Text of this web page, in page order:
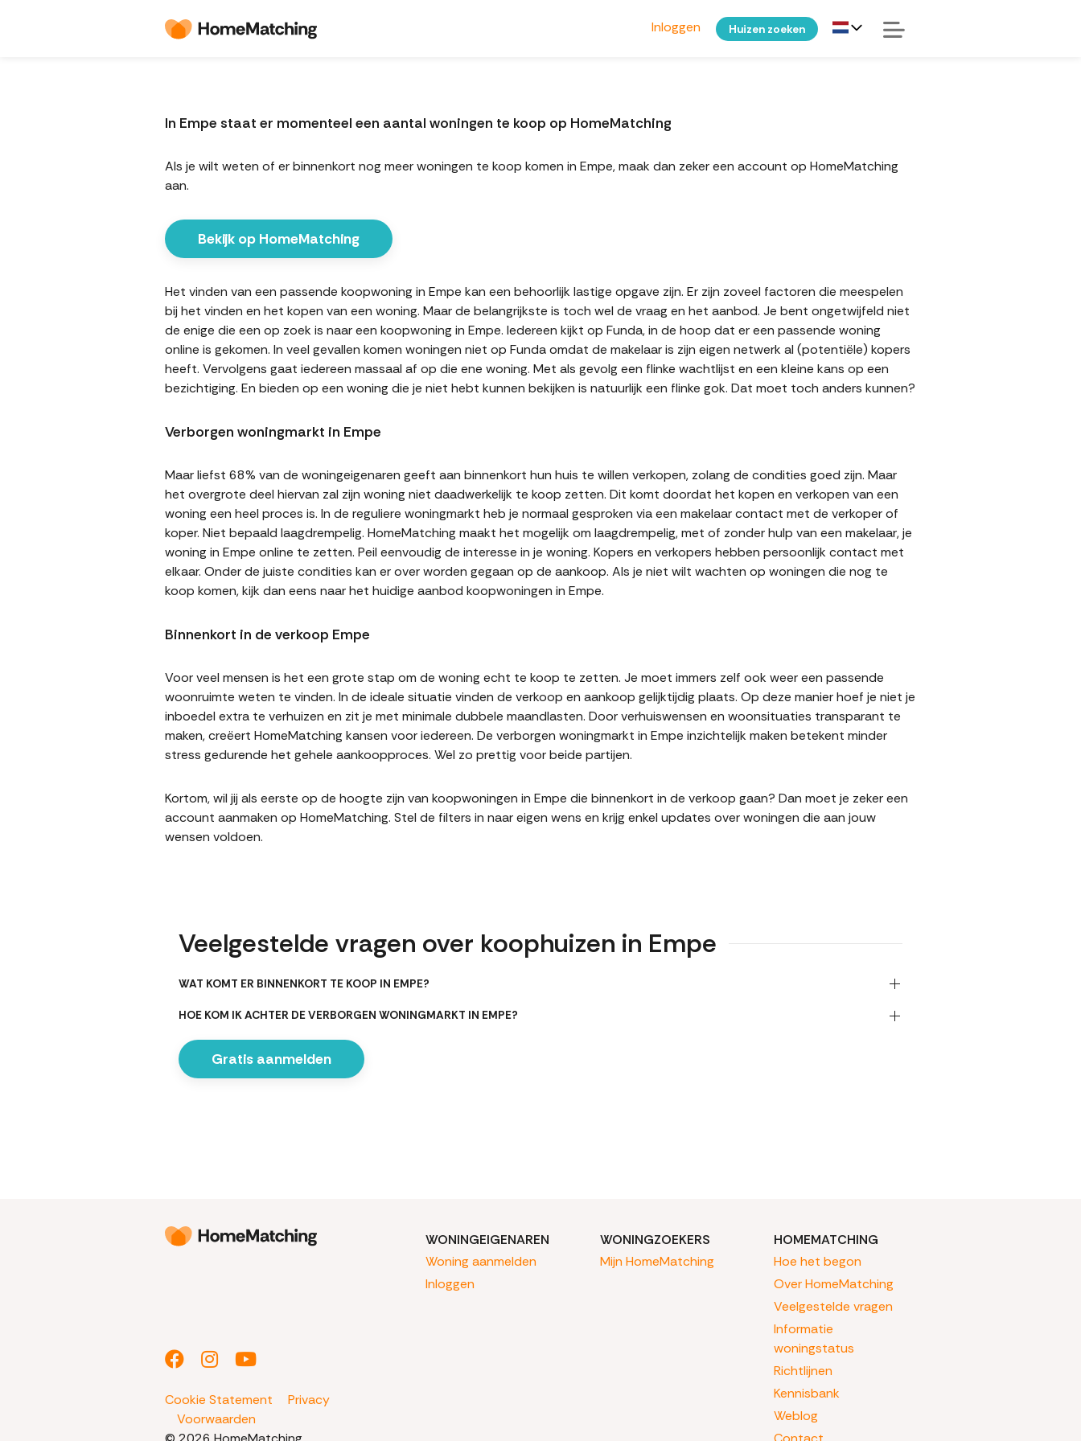
Inloggen Huizen zoeken
In Empe staat er momenteel een aantal woningen te koop op HomeMatching
Als je wilt weten of er binnenkort nog meer woningen te koop komen in Empe, maak dan zeker een account op HomeMatching
aan.
Bekijk op HomeMatching
Het vinden van een passende koopwoning in Empe kan een behoorlijk lastige opgave zijn. Er zijn zoveel factoren die meespelen
bij het vinden en het kopen van een woning. Maar de belangrijkste is toch wel de vraag en het aanbod. Je bent ongetwijfeld niet
de enige die een op zoek is naar een koopwoning in Empe. Iedereen kijkt op Funda, in de hoop dat er een passende woning
online is gekomen. In veel gevallen komen woningen niet op Funda omdat de makelaar is zijn eigen netwerk al (potentiële) kopers
heeft. Vervolgens gaat iedereen massaal af op die ene woning. Met als gevolg een flinke wachtlijst en een kleine kans op een
bezichtiging. En bieden op een woning die je niet hebt kunnen bekijken is natuurlijk een flinke gok. Dat moet toch anders kunnen?
Verborgen woningmarkt in Empe
Maar liefst 68% van de woningeigenaren geeft aan binnenkort hun huis te willen verkopen, zolang de condities goed zijn. Maar
het overgrote deel hiervan zal zijn woning niet daadwerkelijk te koop zetten. Dit komt doordat het kopen en verkopen van een
woning een heel proces is. In de reguliere woningmarkt heb je normaal gesproken via een makelaar contact met de verkoper of
koper. Niet bepaald laagdrempelig. HomeMatching maakt het mogelijk om laagdrempelig, met of zonder hulp van een makelaar, je
woning in Empe online te zetten. Peil eenvoudig de interesse in je woning. Kopers en verkopers hebben persoonlijk contact met
elkaar. Onder de juiste condities kan er over worden gegaan op de aankoop. Als je niet wilt wachten op woningen die nog te
koop komen, kijk dan eens naar het huidige aanbod koopwoningen in Empe.
Binnenkort in de verkoop Empe
Voor veel mensen is het een grote stap om de woning echt te koop te zetten. Je moet immers zelf ook weer een passende
woonruimte weten te vinden. In de ideale situatie vinden de verkoop en aankoop gelijktijdig plaats. Op deze manier hoef je niet je
inboedel extra te verhuizen en zit je met minimale dubbele maandlasten. Door verhuiswensen en woonsituaties transparant te
maken, creëert HomeMatching kansen voor iedereen. De verborgen woningmarkt in Empe inzichtelijk maken betekent minder
stress gedurende het gehele aankoopproces. Wel zo prettig voor beide partijen.
Kortom, wil jij als eerste op de hoogte zijn van koopwoningen in Empe die binnenkort in de verkoop gaan? Dan moet je zeker een
account aanmaken op HomeMatching. Stel de filters in naar eigen wens en krijg enkel updates over woningen die aan jouw
wensen voldoen.
Veelgestelde vragen over koophuizen in Empe
WAT KOMT ER BINNENKORT TE KOOP IN EMPE?
HOE KOM IK ACHTER DE VERBORGEN WONINGMARKT IN EMPE?
Gratis aanmelden
Cookie Statement
Privacy
Voorwaarden
WONINGEIGENAREN
Woning aanmelden
Inloggen
WONINGZOEKERS
Mijn HomeMatching
HOMEMATCHING
Hoe het begon
Over HomeMatching
Veelgestelde vragen
Informatie
woningstatus
Richtlijnen
Kennisbank
Weblog